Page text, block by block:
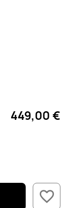
449,00 €
favorite_border